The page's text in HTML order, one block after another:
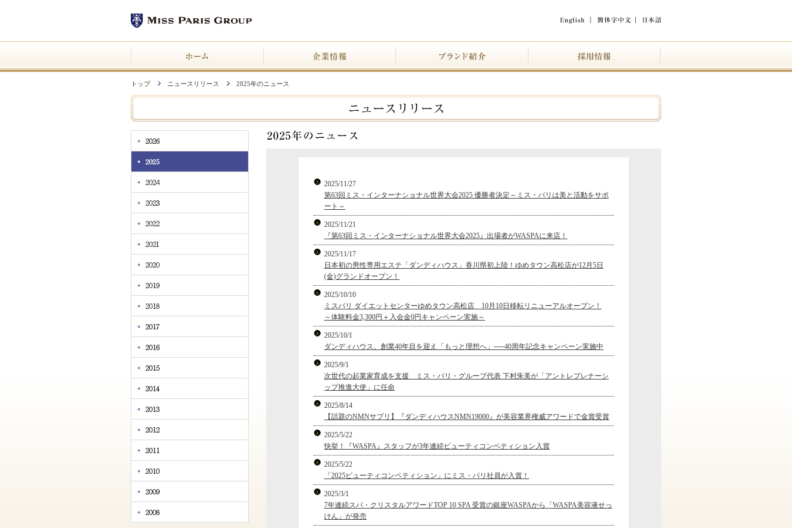
トップ ニュースリリース 2025年のニュース
2025/11/27
第63回ミス・インターナショナル世界大会2025 優勝者決定～ミス・パリは美と活動をサポ
ート～
2025/11/21
『第63回ミス・インターナショナル世界大会2025』出場者がWASPAに来店！
2025/11/17
日本初の男性専用エステ「ダンディハウス」香川県初上陸！ゆめタウン高松店が12月5日
(金)グランドオープン！
2025/10/10
ミスパリ ダイエットセンターゆめタウン高松店 10月10日移転リニューアルオープン！
～体験料金3,300円＋入会金0円キャンペーン実施～
2025/10/1
ダンディハウス、創業40年目を迎え「もっと理想へ」──40周年記念キャンペーン実施中
2025/9/1
次世代の起業家育成を支援 ミス・パリ・グループ代表 下村朱美が「アントレプレナーシ
ップ推進大使」に任命
2025/8/14
【話題のNMNサプリ】『ダンディハウスNMN19000』が美容業界権威アワードで金賞受賞
2025/5/22
快挙！『WASPA』スタッフが3年連続ビューティコンペティション入賞
2025/5/22
「2025ビューティコンペティション」にミス・パリ社員が入賞！
2025/3/1
7年連続スパ・クリスタルアワードTOP 10 SPA 受賞の銀座WASPAから「WASPA美容液せっ
けん」が発売